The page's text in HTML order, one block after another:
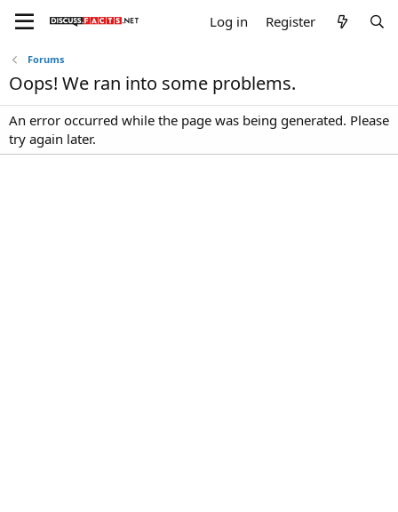
Log in Register
Forums
Oops! We ran into some problems.
An error occurred while the page was being generated. Please
try again later.